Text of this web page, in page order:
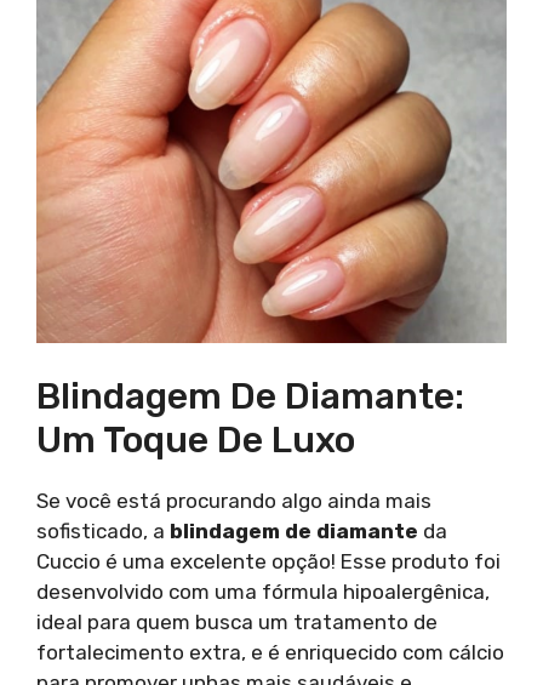
Blindagem De Diamante:
Um Toque De Luxo
Se você está procurando algo ainda mais
sofisticado, a blindagem de diamante da
Cuccio é uma excelente opção! Esse produto foi
desenvolvido com uma fórmula hipoalergênica,
ideal para quem busca um tratamento de
fortalecimento extra, e é enriquecido com cálcio